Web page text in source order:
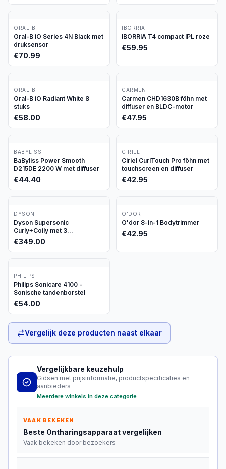
ORAL-B
Oral-B iO Series 4N Black met
druksensor
€70.99
IBORRIA
IBORRIA T4 compact IPL roze
€59.95
ORAL-B
Oral-B iO Radiant White 8
stuks
€58.00
CARMEN
Carmen CHD1630B föhn met
diffuser en BLDC-motor
€47.95
BABYLISS
BaByliss Power Smooth
D215DE 2200 W met diffuser
€44.40
CIRIEL
Ciriel CurlTouch Pro föhn met
touchscreen en diffuser
€42.95
DYSON
Dyson Supersonic
Curly+Coily met 3
opzetstukken
€349.00
O’DOR
O'dor 8-in-1 Bodytrimmer
€42.95
PHILIPS
Philips Sonicare 4100 -
Sonische tandenborstel
€54.00
Vergelijk deze producten naast elkaar
Vergelijkbare keuzehulp
Gidsen met prijsinformatie, productspecificaties en
aanbieders
Meerdere winkels in deze categorie
VAAK BEKEKEN
Beste Ontharingsapparaatvergelijken
Vaak bekeken door bezoekers